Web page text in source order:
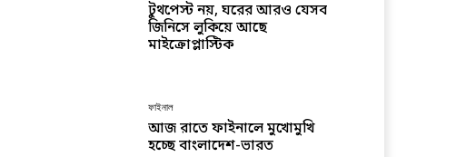
টুথপেস্ট নয়, ঘরের আরও যেসব
জিনিসে লুকিয়ে আছে
মাইক্রোপ্লাস্টিক
ফাইনাল
আজ রাতে ফাইনালে মুখোমুখি
হচ্ছে বাংলাদেশ-ভারত